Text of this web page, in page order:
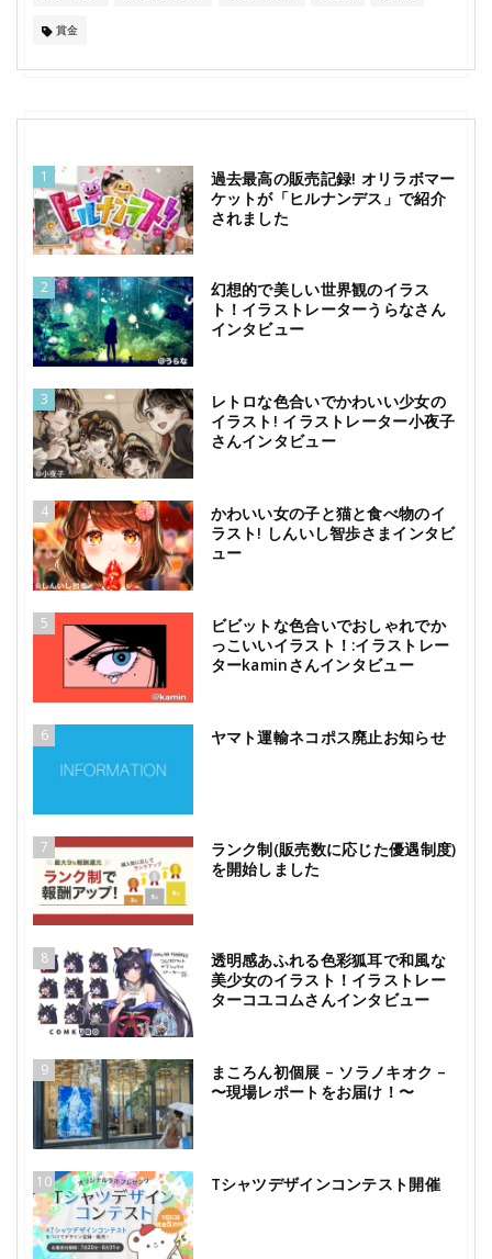
賞金
1
過去最高の販売記録! オリラボマー
ケットが「ヒルナンデス」で紹介
されました
2
幻想的で美しい世界観のイラス
ト！イラストレーターうらなさん
インタビュー
3
レトロな色合いでかわいい少女の
イラスト! イラストレーター小夜子
さんインタビュー
4
かわいい女の子と猫と食べ物のイ
ラスト! しんいし智歩さまインタビ
ュー
5
ビビットな色合いでおしゃれでか
っこいいイラスト！:イラストレー
ターkaminさんインタビュー
6 ヤマト運輸ネコポス廃止お知らせ
7
ランク制(販売数に応じた優遇制度)
を開始しました
8
透明感あふれる色彩狐耳で和風な
美少女のイラスト！イラストレー
ターコユコムさんインタビュー
9
まころん初個展 – ソラノキオク –
〜現場レポートをお届け！〜
10 Tシャツデザインコンテスト開催